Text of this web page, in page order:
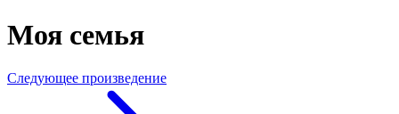
Моя семья
Следующее произведение